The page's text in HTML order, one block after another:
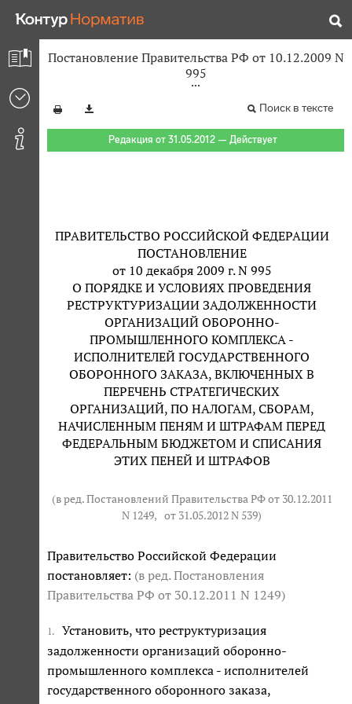
Постановление Правительства РФ от 10.12.2009 N
995
Поиск в тексте
Редакция от 31.05.2012 — Действует
ПРАВИТЕЛЬСТВО РОССИЙСКОЙ ФЕДЕРАЦИИ
ПОСТАНОВЛЕНИЕ
от 10 декабря 2009 г. N 995
О ПОРЯДКЕ И УСЛОВИЯХ ПРОВЕДЕНИЯ
РЕСТРУКТУРИЗАЦИИ ЗАДОЛЖЕННОСТИ
ОРГАНИЗАЦИЙ ОБОРОННО-
ПРОМЫШЛЕННОГО КОМПЛЕКСА -
ИСПОЛНИТЕЛЕЙ ГОСУДАРСТВЕННОГО
ОБОРОННОГО ЗАКАЗА, ВКЛЮЧЕННЫХ В
ПЕРЕЧЕНЬ СТРАТЕГИЧЕСКИХ
ОРГАНИЗАЦИЙ, ПО НАЛОГАМ, СБОРАМ,
НАЧИСЛЕННЫМ ПЕНЯМ И ШТРАФАМ ПЕРЕД
ФЕДЕРАЛЬНЫМ БЮДЖЕТОМ И СПИСАНИЯ
ЭТИХ ПЕНЕЙ И ШТРАФОВ
(в ред. Постановлений Правительства РФ от 30.12.2011
N 1249, от 31.05.2012 N 539)
Правительство Российской Федерации
постановляет: (в ред. Постановления
Правительства РФ от 30.12.2011 N 1249)
1.
Установить, что реструктуризация
задолженности организаций оборонно-
промышленного комплекса - исполнителей
государственного оборонного заказа,